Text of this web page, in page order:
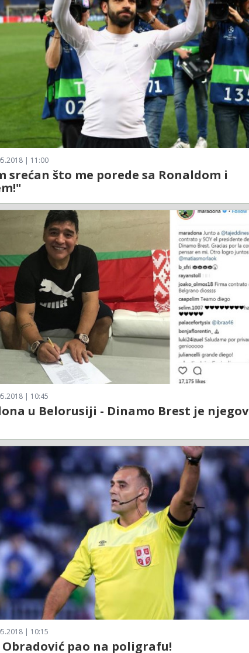
| 11:00
srećan što me porede sa Ronaldom i
| 10:45
u Belorusiji - Dinamo Brest je njegov
| 10:15
Obradović pao na poligrafu!